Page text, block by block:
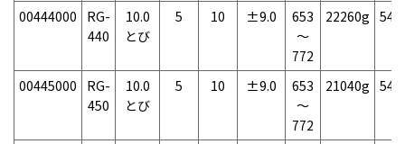
00444000
RG-
440
10.0
とび
5 10 ±9.0
653
～
772
22260g
00445000
RG-
450
10.0
とび
5 10 ±9.0
653
～
772
21040g